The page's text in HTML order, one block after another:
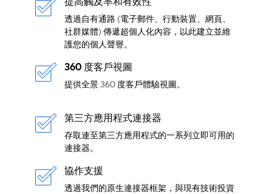
透過自有通路 (電子郵件、行動裝置、網頁、
社群媒體) 傳遞超個人化內容，以此建立並維
護您的個人聲譽。
360 度客戶視圖
提供全景 360 度客戶體驗視圖。
第三方應用程式連接器
存取連至第三方應用程式的一系列立即可用的
連接器。
協作支援
透過我們的原生連接器框架，與現有技術投資